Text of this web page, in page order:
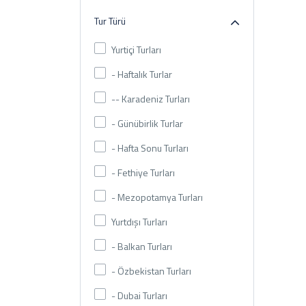
Tur Türü
Yurtiçi Turları
- Haftalık Turlar
-- Karadeniz Turları
- Günübirlik Turlar
- Hafta Sonu Turları
- Fethiye Turları
- Mezopotamya Turları
Yurtdışı Turları
- Balkan Turları
- Özbekistan Turları
- Dubai Turları